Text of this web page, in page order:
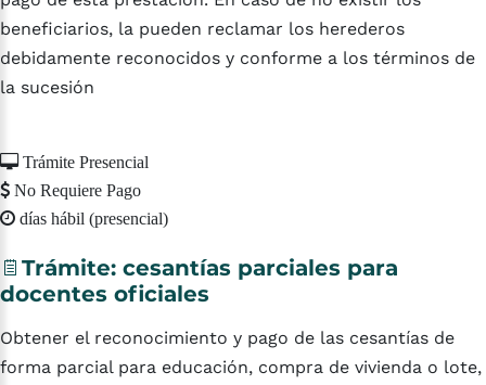
beneficiarios, la pueden reclamar los herederos
debidamente reconocidos y conforme a los términos de
la sucesión
Trámite Presencial
No Requiere Pago
días hábil (presencial)
Trámite: cesantías parciales para
docentes oficiales
Obtener el reconocimiento y pago de las cesantías de
forma parcial para educación, compra de vivienda o lote,